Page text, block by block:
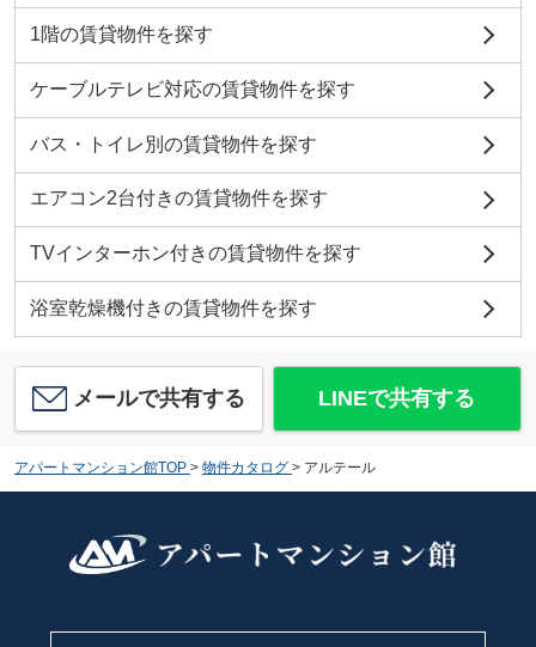
1階の賃貸物件を探す
ケーブルテレビ対応の賃貸物件を探す
バス・トイレ別の賃貸物件を探す
エアコン2台付きの賃貸物件を探す
TVインターホン付きの賃貸物件を探す
浴室乾燥機付きの賃貸物件を探す
メールで共有する LINEで共有する
アパートマンション館TOP > 物件カタログ > アルテール